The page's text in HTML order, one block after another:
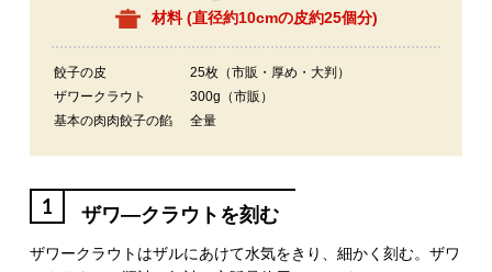
材料 (直径約10cmの皮約25個分)
餃子の皮
25枚（市販・厚め・大判）
ザワークラウト
300g（市販）
基本の肉肉餃子の餡
全量
1 ザワ―クラウトを刻む
ザワークラウトはザルにあけて水気をきり、細かく刻む。ザワ